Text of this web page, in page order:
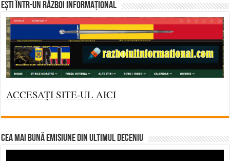
Ești într-un RĂZBOI INFORMAȚIONAL
ACCESAȚI SITE-UL AICI
CEA MAI BUNĂ EMISIUNE DIN ULTIMUL DECENIU